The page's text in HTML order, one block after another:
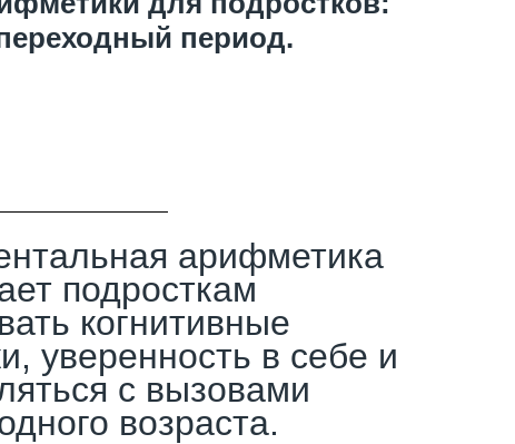
период.
арифметика
подросткам
когнитивные
уверенность в себе и
с вызовами
возраста.